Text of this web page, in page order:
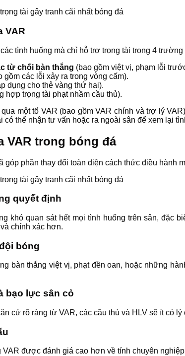
VAR
tình huống mà chỉ hỗ trợ trọng tài trong 4
từ chối bàn thắng (bao gồm việt vị, phạm lỗi
gồm các lỗi xảy ra trong vòng cấm).
dụng cho thẻ vàng thứ hai).
hợp trọng tài phạt nhầm cầu thủ).
một tổ VAR (bao gồm VAR chính và trợ lý
có thể nhận tư vấn hoặc ra ngoài sân để xem lại
VAR trong bóng đá
góp phần thay đổi toàn diện cách thức điều hành
quyết định
khó quan sát hết mọi tình huống trên sân, đặc
chính xác hơn.
bóng
bàn thắng việt vị, phạt đền oan, hoặc những
bạo lực sân cỏ
cứ rõ ràng từ VAR, các cầu thủ và HLV sẽ ít có
được đánh giá cao hơn về tính chuyên